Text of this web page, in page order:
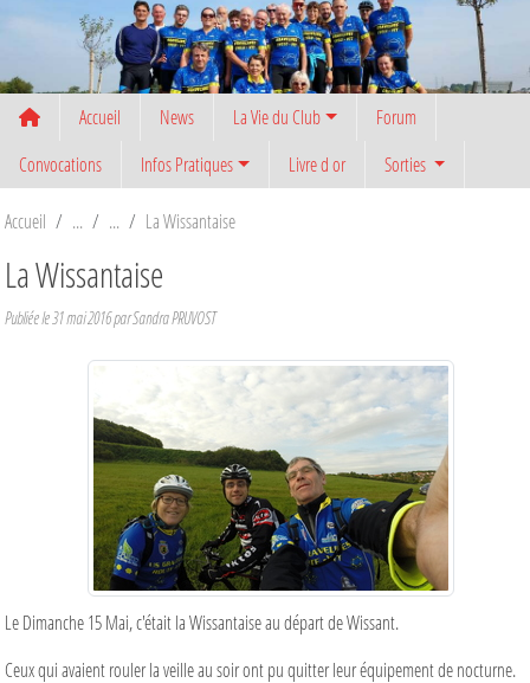
Accueil News La Vie du Club
Forum
Convocations
Infos Pratiques Livre d or Sorties
Accueil La Wissantaise
La Wissantaise
Publiée le 31 mai 2016parSandra PRUVOST
Le Dimanche 15 Mai, c'était la Wissantaise au départ de Wissant.
Ceux qui avaient rouler la veille au soir ont pu quitter leur équipement de nocturne.
Panneau de gestion des cookies